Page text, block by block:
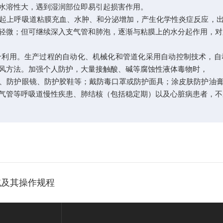
溶性大，遇到湿润部位即易引起损害作用。
上呼吸道粘膜充血、水肿、和分泌增加，产生化学性炎症反应，
微；但可继续深入支气管和肺泡，逐渐与粘膜上的水分起作用
用。生产过程的自动化、机械化和管道化采用自动控制技术，
法。加强个人防护，大量接触酸、碱等腐蚀性液体毒物时，
防护眼镜、防护胶鞋等；戴防毒口罩或防护面具；涂皮肤防护油
等呼吸道慢性疾患、肺结核（包括稳定期）以及心脏病患者，
其操作规程